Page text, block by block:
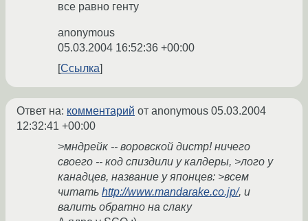
все равно генту
anonymous
05.03.2004 16:52:36 +00:00
Ссылка
Ответ на: комментарий от anonymous 05.03.2004
12:32:41 +00:00
>мндрейк -- воровской дистр! ничего
своего -- код спиздили у калдеры, >лого у
канадцев, название у японцев: >всем
читать http://www.mandarake.co.jp/, и
валить обратно на слаку